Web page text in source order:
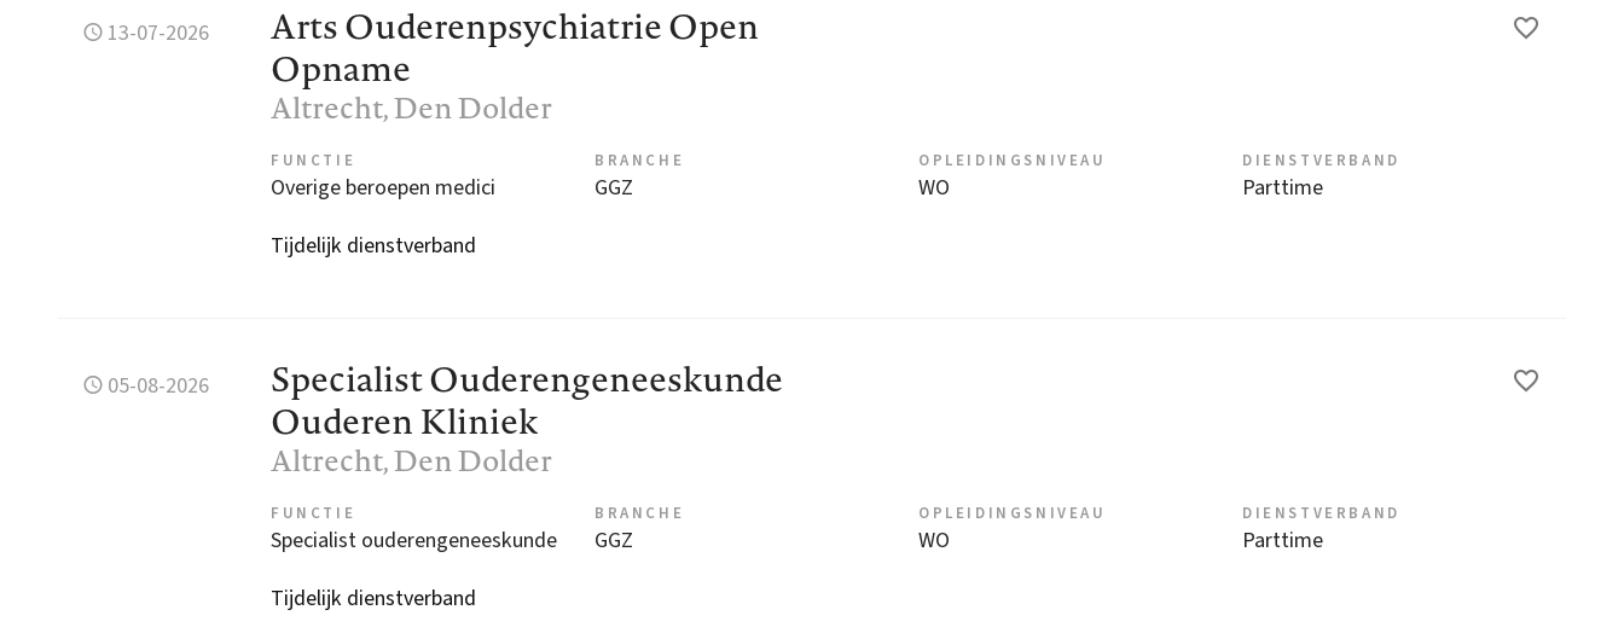
13-07-2026
Arts Ouderenpsychiatrie Open
Opname
Altrecht, Den Dolder
FUNCTIE
Overige beroepen medici
BRANCHE
GGZ
OPLEIDINGSNIVEAU
WO
DIENSTVERBAND
Parttime
Tijdelijk dienstverband
05-08-2026
Specialist Ouderengeneeskunde
Ouderen Kliniek
Altrecht, Den Dolder
FUNCTIE
Specialist ouderengeneeskunde
BRANCHE
GGZ
OPLEIDINGSNIVEAU
WO
DIENSTVERBAND
Parttime
Tijdelijk dienstverband